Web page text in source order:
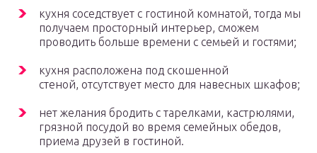
кухня соседствует с гостиной комнатой, тогда мы
получаем просторный интерьер, сможем
проводить больше времени с семьей и гостями;
кухня расположена под скошенной
стеной, отсутствует место для навесных шкафов;
нет желания бродить с тарелками, кастрюлями,
грязной посудой во время семейных обедов,
приема друзей в гостиной.